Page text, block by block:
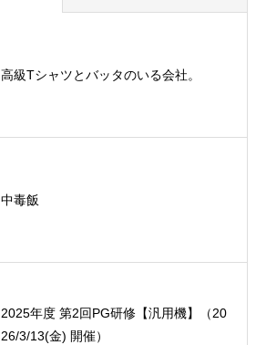
高級Tシャツとバッタのいる会社。
中毒飯
2025年度 第2回PG研修【汎用機】（20
26/3/13(金) 開催）
た！（秋保温泉）
オーミック2022年4月入社式